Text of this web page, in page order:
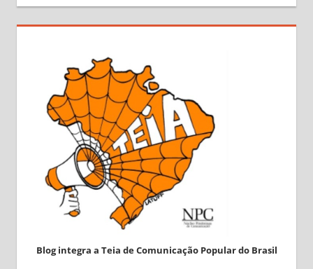
Blog integra a Teia de Comunicação Popular do Brasil